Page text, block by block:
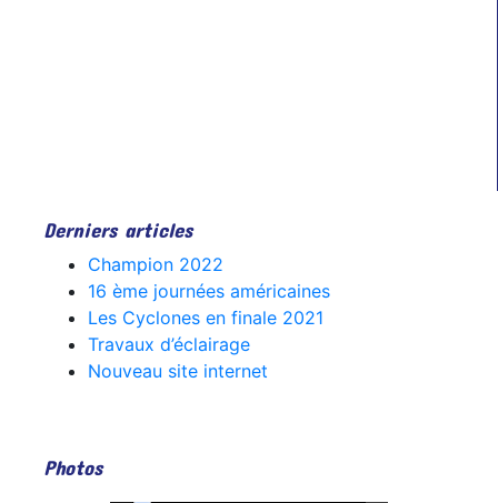
Derniers articles
Champion 2022
16 ème journées américaines
Les Cyclones en finale 2021
Travaux d’éclairage
Nouveau site internet
Photos